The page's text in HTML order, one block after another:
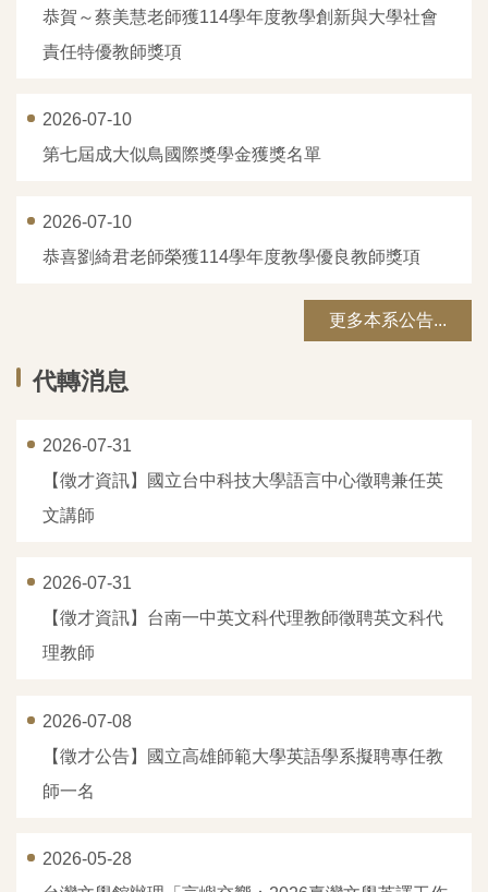
恭賀～蔡美慧老師獲114學年度教學創新與大學社會
責任特優教師獎項
2026-07-10
第七屆成大似鳥國際獎學金獲獎名單
2026-07-10
恭喜劉綺君老師榮獲114學年度教學優良教師獎項
更多本系公告...
代轉消息
2026-07-31
【徵才資訊】國立台中科技大學語言中心徵聘兼任英
文講師
2026-07-31
【徵才資訊】台南一中英文科代理教師徵聘英文科代
理教師
2026-07-08
【徵才公告】國立高雄師範大學英語學系擬聘專任教
師一名
2026-05-28